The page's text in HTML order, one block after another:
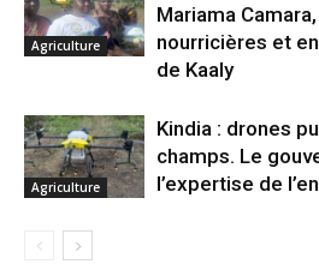
Agriculture
Mariama
nourricières et
de Kaaly
Agriculture
Kindia : drones
champs. Le
l’expertise de